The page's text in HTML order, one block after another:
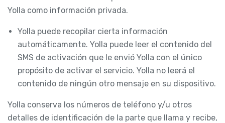
Yolla como información privada.
Yolla puede recopilar cierta información
automáticamente. Yolla puede leer el contenido del
SMS de activación que le envió Yolla con el único
propósito de activar el servicio. Yolla no leerá el
contenido de ningún otro mensaje en su dispositivo.
Yolla conserva los números de teléfono y/u otros
detalles de identificación de la parte que llama y recibe,